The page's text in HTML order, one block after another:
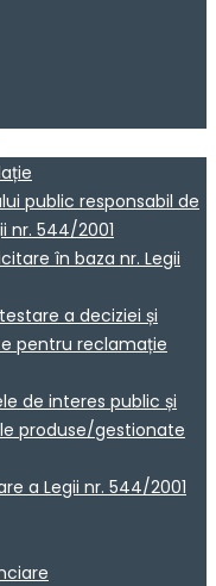
public responsabil de
nr. 544/2001
în baza nr. Legii
a deciziei și
pentru reclamație
de interes public și
produse/gestionate
a Legii nr. 544/2001